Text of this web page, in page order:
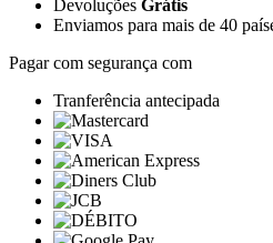
Devoluções Grátis
Enviamos para mais de 40
Pagar com segurança com
Tranferência antecipada